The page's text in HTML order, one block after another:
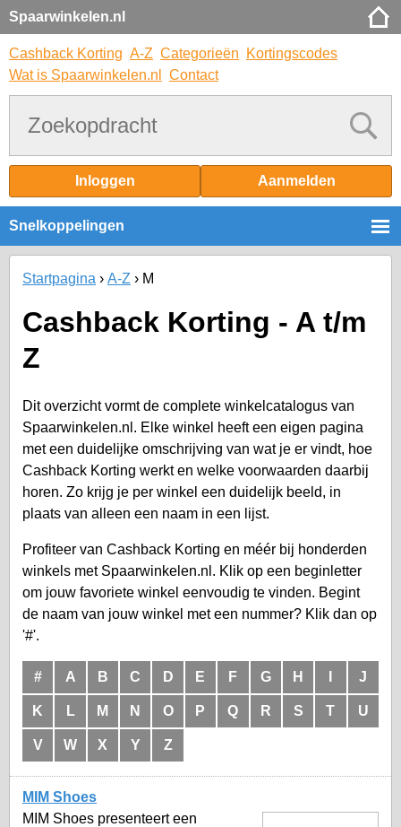
Spaarwinkelen.nl
Cashback Korting A-Z Categorieën
Kortingscodes
Wat is Spaarwinkelen.nl
Contact
Inloggen Aanmelden
Snelkoppelingen
Startpagina A-Z M
Cashback Korting - A t/m
Z
Dit overzicht vormt de complete winkelcatalogus van
Spaarwinkelen.nl. Elke winkel heeft een eigen pagina
met een duidelijke omschrijving van wat je er vindt, hoe
Cashback Korting werkt en welke voorwaarden daarbij
horen. Zo krijg je per winkel een duidelijk beeld, in
plaats van alleen een naam in een lijst.
Profiteer van Cashback Korting en méér bij honderden
winkels met Spaarwinkelen.nl. Klik op een beginletter
om jouw favoriete winkel eenvoudig te vinden. Begint
de naam van jouw winkel met een nummer? Klik dan op
'#'.
# A B C D E F G H J
K L M N O P Q R S T U
V W X Y Z
MIM Shoes
MIM Shoes presenteert een